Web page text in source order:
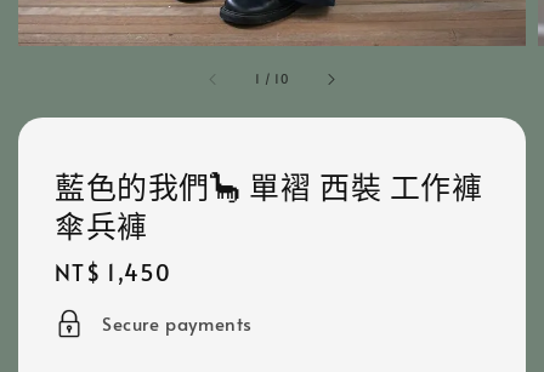
1 / 10
藍色的我們🦕 單褶 西裝 工作褲
傘兵褲
Regular
price
NT$ 1,450
Secure payments